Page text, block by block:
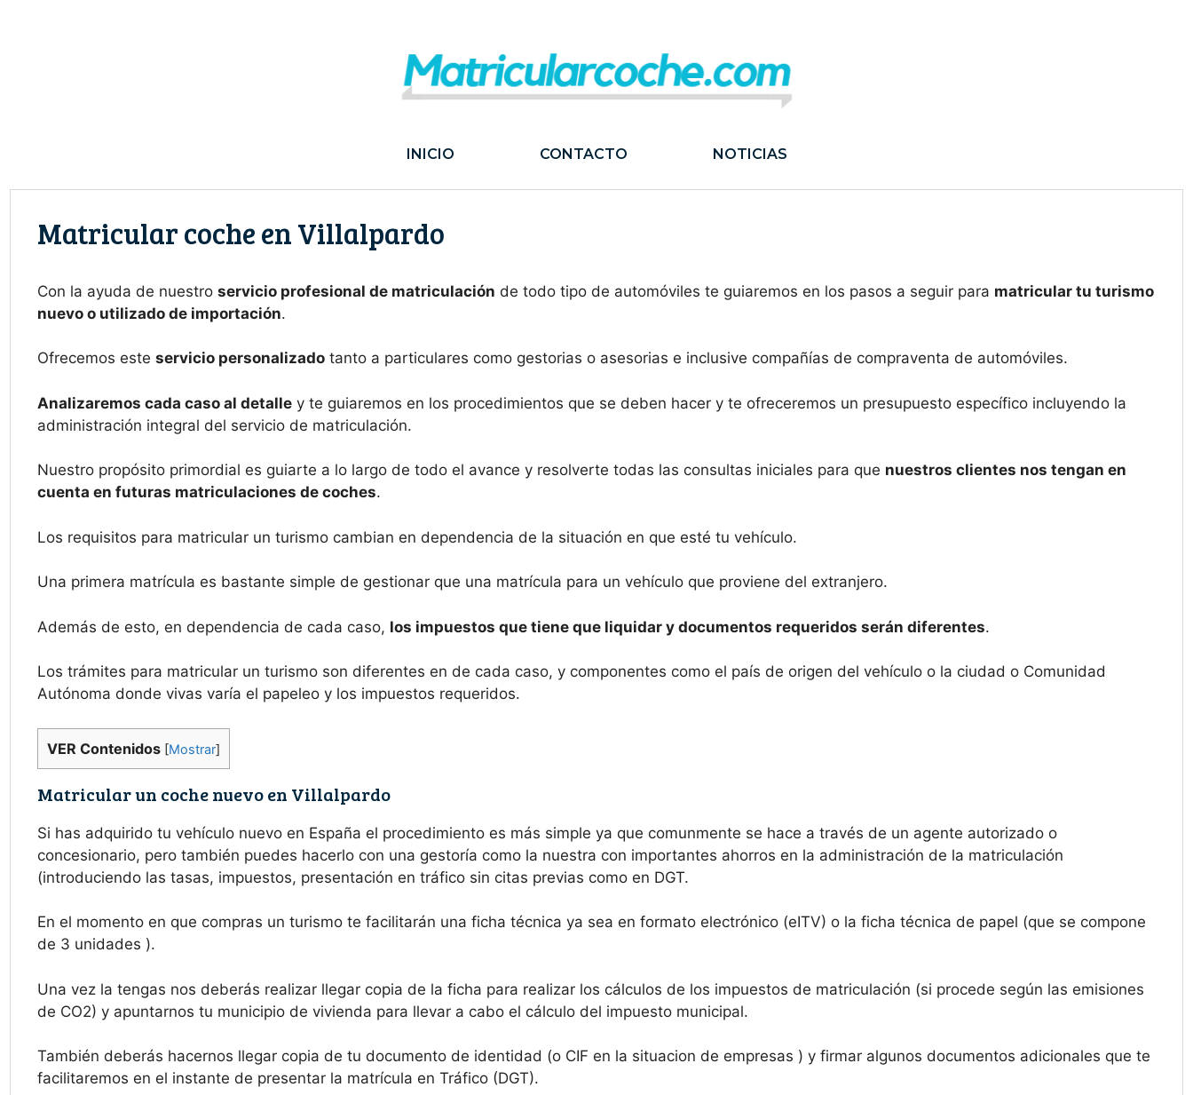
INICIO CONTACTO NOTICIAS
Matricular coche en Villalpardo
Con la ayuda de nuestro servicio profesional de matriculación de todo tipo de automóviles te guiaremos en los pasos a seguir para matricular tu turismo
nuevo o utilizado de importación.
Ofrecemos este servicio personalizado tanto a particulares como gestorias o asesorias e inclusive compañías de compraventa de automóviles.
Analizaremos cada caso al detalle y te guiaremos en los procedimientos que se deben hacer y te ofreceremos un presupuesto específico incluyendo la
administración integral del servicio de matriculación.
Nuestro propósito primordial es guiarte a lo largo de todo el avance y resolverte todas las consultas iniciales para que nuestros clientes nos tengan en
cuenta en futuras matriculaciones de coches.
Los requisitos para matricular un turismo cambian en dependencia de la situación en que esté tu vehículo.
Una primera matrícula es bastante simple de gestionar que una matrícula para un vehículo que proviene del extranjero.
Además de esto, en dependencia de cada caso, los impuestos que tiene que liquidar y documentos requeridos serán diferentes.
Los trámites para matricular un turismo son diferentes en de cada caso, y componentes como el país de origen del vehículo o la ciudad o Comunidad
Autónoma donde vivas varía el papeleo y los impuestos requeridos.
VER Contenidos [Mostrar]
Matricular un coche nuevo en Villalpardo
Si has adquirido tu vehículo nuevo en España el procedimiento es más simple ya que comunmente se hace a través de un agente autorizado o
concesionario, pero también puedes hacerlo con una gestoría como la nuestra con importantes ahorros en la administración de la matriculación
(introduciendo las tasas, impuestos, presentación en tráfico sin citas previas como en DGT.
En el momento en que compras un turismo te facilitarán una ficha técnica ya sea en formato electrónico (eITV) o la ficha técnica de papel (que se compone
de 3 unidades ).
Una vez la tengas nos deberás realizar llegar copia de la ficha para realizar los cálculos de los impuestos de matriculación (si procede según las emisiones
de CO2) y apuntarnos tu municipio de vivienda para llevar a cabo el cálculo del impuesto municipal.
También deberás hacernos llegar copia de tu documento de identidad (o CIF en la situacion de empresas ) y firmar algunos documentos adicionales que te
facilitaremos en el instante de presentar la matrícula en Tráfico (DGT).